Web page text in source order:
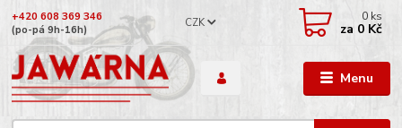
Menu
CZK
+420 608 369 346
(po-pá 9h-16h)
0 ks
za 0 Kč